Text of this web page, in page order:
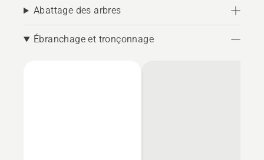
Abattage des arbres
Ébranchage et tronçonnage